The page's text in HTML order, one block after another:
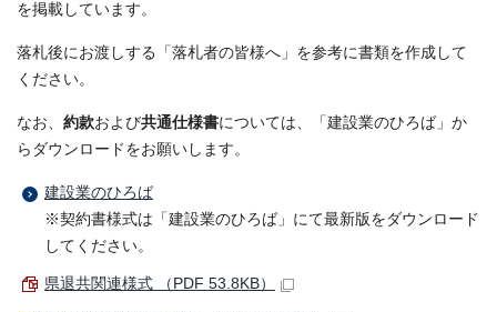
を掲載しています。
落札後にお渡しする「落札者の皆様へ」を参考に書類を作成して
ください。
なお、 約款および共通仕様書については、「建設業のひろば」か
らダウンロードをお願いします。
建設業のひろば
※契約書様式は「建設業のひろば」にて最新版をダウンロード
してください。
県退共関連様式 （PDF 53.8KB）